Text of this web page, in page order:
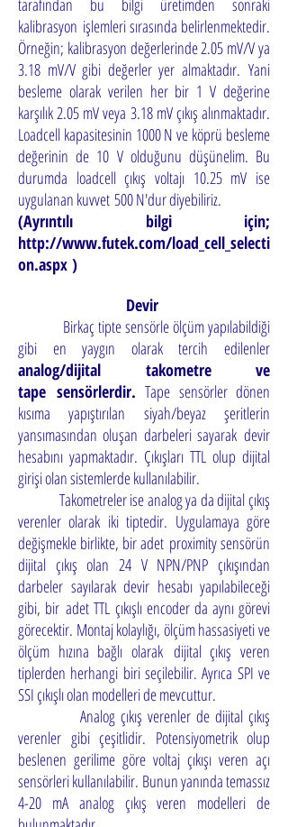
tarafından bu bilgi üretimden sonraki
kalibrasyon işlemleri sırasında belirlenmektedir.
Örneğin; kalibrasyon değerlerinde 2.05 mV/V ya
3.18 mV/V gibi değerler yer almaktadır. Yani
besleme olarak verilen her bir 1 V değerine
karşılık 2.05 mV veya 3.18 mV çıkış alınmaktadır.
Loadcell kapasitesinin 1000 N ve köprü besleme
değerinin de 10 V olduğunu düşünelim. Bu
durumda loadcell çıkış voltajı 10.25 mV ise
uygulanan kuvvet 500 N'dur diyebiliriz.
(Ayrıntılı bilgi için;
http://www.futek.com/load_cell_selecti
on.aspx )
Devir
Birkaç tipte sensörle ölçüm yapılabildiği
gibi en yaygın olarak tercih edilenler
analog/dijital takometre ve
tape sensörlerdir. Tape sensörler dönen
kısıma yapıştırılan siyah/beyaz şeritlerin
yansımasından oluşan darbeleri sayarak devir
hesabını yapmaktadır. Çıkışları TTL olup dijital
girişi olan sistemlerde kullanılabilir.
Takometreler ise analog ya da dijital çıkış
verenler olarak iki tiptedir. Uygulamaya göre
değişmekle birlikte, bir adet proximity sensörün
dijital çıkış olan 24 V NPN/PNP çıkışından
darbeler sayılarak devir hesabı yapılabileceği
gibi, biradet TTL çıkışlı encoder da aynı görevi
görecektir. Montaj kolaylığı, ölçüm hassasiyeti ve
ölçüm hızına bağlı olarak dijital çıkış veren
tiplerden herhangi biri seçilebilir. Ayrıca SPI ve
SSI çıkışlı olan modelleri de mevcuttur.
Analog çıkış verenler de dijital çıkış
verenler gibi çeşitlidir. Potensiyometrik olup
beslenen gerilime göre voltaj çıkışı veren açı
sensörleri kullanılabilir. Bunun yanında temassız
4-20 mA analog çıkış veren modelleri de